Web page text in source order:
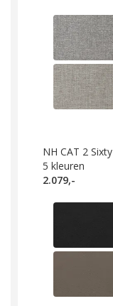
NH CAT 2 Sixty
5 kleuren
2.079,-